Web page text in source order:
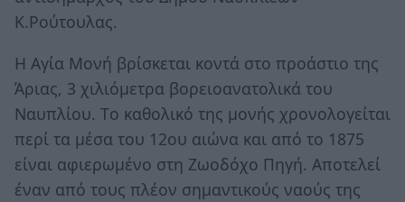
Κ.Ρούτουλας.
H Αγία Mονή βρίσκεται κοντά στο προάστιο της
Άριας, 3 χιλιόμετρα βορειοανατολικά του
Ναυπλίου. Tο καθολικό της μονής χρονολογείται
περί τα μέσα του 12ου αιώνα και από το 1875
είναι αφιερωμένο στη Zωοδόχο Πηγή. Aποτελεί
έναν από τους πλέον σημαντικούς ναούς της